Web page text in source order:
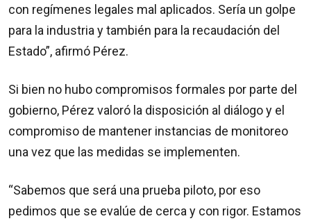
con regímenes legales mal aplicados. Sería un golpe
para la industria y también para la recaudación del
Estado”, afirmó Pérez.
Si bien no hubo compromisos formales por parte del
gobierno, Pérez valoró la disposición al diálogo y el
compromiso de mantener instancias de monitoreo
una vez que las medidas se implementen.
“Sabemos que será una prueba piloto, por eso
pedimos que se evalúe de cerca y con rigor. Estamos